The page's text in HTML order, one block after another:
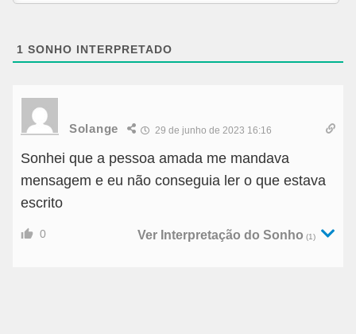
1 SONHO INTERPRETADO
Solange 29 de junho de 2023 16:16
Sonhei que a pessoa amada me mandava
mensagem e eu não conseguia ler o que estava
escrito
0 Ver Interpretação do Sonho (1)